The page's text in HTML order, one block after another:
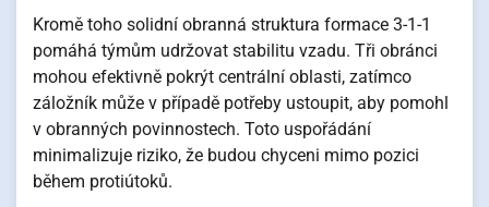
Kromě toho solidní obranná struktura formace 3-1-1
pomáhá týmům udržovat stabilitu vzadu. Tři obránci
mohou efektivně pokrýt centrální oblasti, zatímco
záložník může v případě potřeby ustoupit, aby pomohl
v obranných povinnostech. Toto uspořádání
minimalizuje riziko, že budou chyceni mimo pozici
během protiútoků.